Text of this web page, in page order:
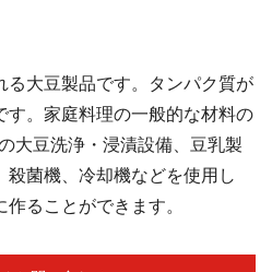
る大豆製品です。タンパク質が
す。家庭料理の一般的な材料の
大豆洗浄・浸漬設備、豆乳製
殺菌機、冷却機などを使用し
ることができます。